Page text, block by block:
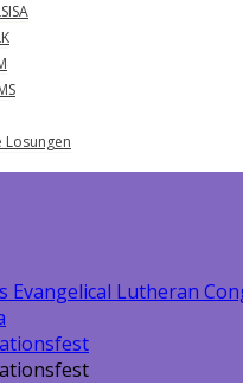
Losungen
Evangelical Lutheran